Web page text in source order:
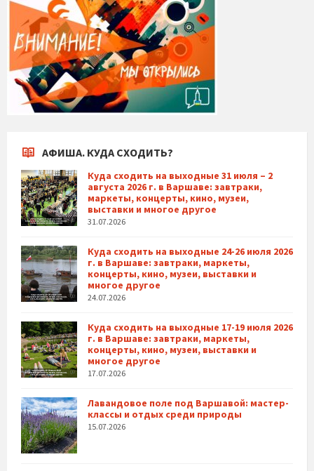
АФИША. КУДА СХОДИТЬ?
Куда сходить на выходные 31 июля – 2
августа 2026 г. в Варшаве: завтраки,
маркеты, концерты, кино, музеи,
выставки и многое другое
31.07.2026
Куда сходить на выходные 24-26 июля 2026
г. в Варшаве: завтраки, маркеты,
концерты, кино, музеи, выставки и
многое другое
24.07.2026
Куда сходить на выходные 17-19 июля 2026
г. в Варшаве: завтраки, маркеты,
концерты, кино, музеи, выставки и
многое другое
17.07.2026
Лавандовое поле под Варшавой: мастер-
классы и отдых среди природы
15.07.2026